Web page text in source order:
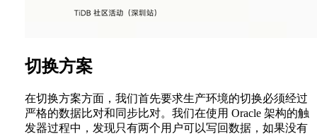
切换方案
在切换方案方面，我们首先要求生产环境的切换必须经过
严格的数据比对和同步比对。我们在使用 Oracle 架构的触
发器过程中，发现只有两个用户可以写回数据，如果没有